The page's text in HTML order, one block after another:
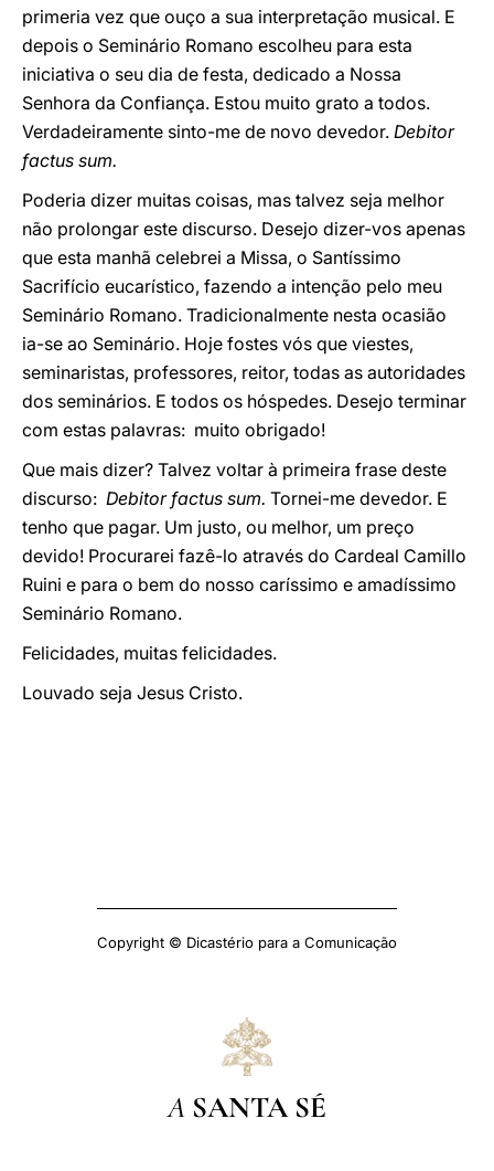
primeria vez que ouço a sua interpretação musical. E
depois o Seminário Romano escolheu para esta
iniciativa o seu dia de festa, dedicado a Nossa
Senhora da Confiança. Estou muito grato a todos.
Verdadeiramente sinto-me de novo devedor. Debitor
factus sum.
Poderia dizer muitas coisas, mas talvez seja melhor
não prolongar este discurso. Desejo dizer-vos apenas
que esta manhã celebrei a Missa, o Santíssimo
Sacrifício eucarístico, fazendo a intenção pelo meu
Seminário Romano. Tradicionalmente nesta ocasião
ia-se ao Seminário. Hoje fostes vós que viestes,
seminaristas, professores, reitor, todas as autoridades
dos seminários. E todos os hóspedes. Desejo terminar
com estas palavras: muito obrigado!
Que mais dizer? Talvez voltar à primeira frase deste
discurso: Debitor factus sum. Tornei-me devedor. E
tenho que pagar. Um justo, ou melhor, um preço
devido! Procurarei fazê-lo através do Cardeal Camillo
Ruini e para o bem do nosso caríssimo e amadíssimo
Seminário Romano.
Felicidades, muitas felicidades.
Louvado seja Jesus Cristo.
Copyright © Dicastério para a Comunicação
A SANTA SÉ